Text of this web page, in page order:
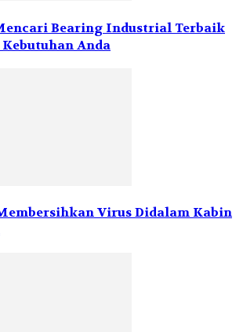
Bearing Industrial Terbaik
Anda
Virus Didalam Kabin